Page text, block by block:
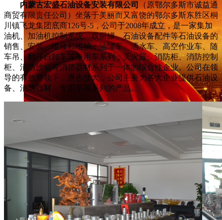
内蒙古宏盛石油设备安装有限公司
（原鄂尔多斯市诚益通
商贸有限责任公司）坐落于美丽而又富饶的鄂尔多斯东胜区桐
川镇飞龙集团底商126号-5，公司于2008年成立，是一家集加
油机、加油机控制系统、双层罐、石油设备配件等石油设备的
销售、安装、维修和维护；油罐车、洒水车、高空作业车、随
车吊、翻斗自卸车等专用车系列；灭火器、消防柜、消防控制
柜、消防沙箱等消防器材系列于一体的综合性企业。公司在领
导的有效带领下，逐步壮大，公司主要为各大企业提供石油设
备、消防器材、专用车等系列的产品。